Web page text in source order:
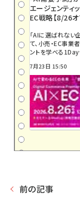
エージェンティ
EC戦略【8/26オ
「AIに選ばれない
て、小売・EC事業
ントを学べる1Day
7月23日 15:50
前の記事